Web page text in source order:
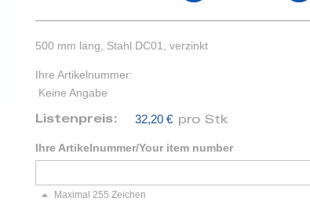
500 mm lang, Stahl DC01, verzinkt
Ihre Artikelnummer:
Keine Angabe
Listenpreis: 32,20 € pro Stk
Ihre Artikelnummer/Your item number
Maximal 255 Zeichen